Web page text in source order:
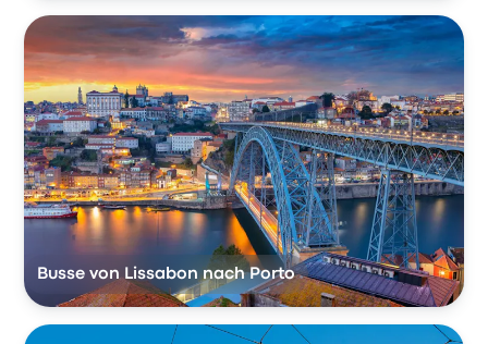
Busse von Lissabon nach Porto